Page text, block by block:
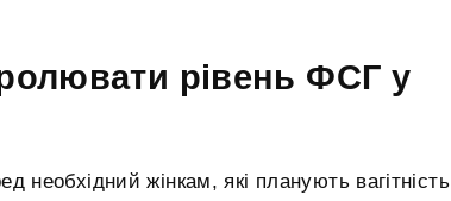
рівень ФСГ у
необхідний жінкам, які планують вагітність